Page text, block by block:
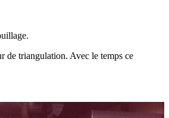
de triangulation. Avec le temps ce